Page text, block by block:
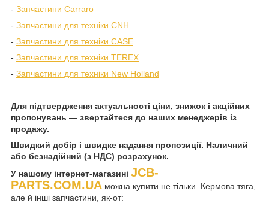
- Запчастини Carraro
- Запчастини для техніки CNH
- Запчастини для техніки CASE
- Запчастини для техніки TEREX
- Запчастини для техніки New Holland
Для підтвердження актуальності ціни, знижок і акційних
пропонувань — звертайтеся до наших менеджерів із
продажу.
Швидкий добір і швидке надання пропозиції. Наличний
або безнадійний (з НДС) розрахунок.
У нашому інтернет-магазині JCB-
PARTS.COM.UA можна купити не тільки Кермова тяга,
але й інші запчастини, як-от: